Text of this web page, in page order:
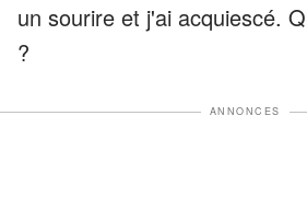
un sourire et j'ai acquiescé.
?
ANNONCES